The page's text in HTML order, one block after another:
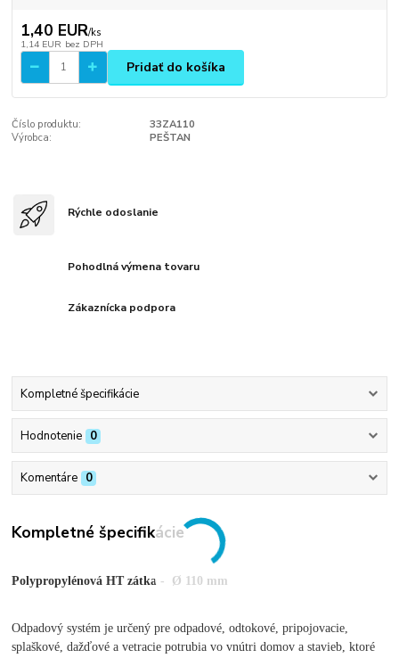
1,40 EUR/ks
1,14 EUR bez DPH
Pridať do košíka
Číslo produktu:
33ZA110
Výrobca:
PEŠTAN
Rýchle odoslanie
Pohodlná výmena tovaru
Zákaznícka podpora
Kompletné špecifikácie
Hodnotenie 0
Komentáre 0
Kompletné špecifikácie
Polypropylénová HT zátka - Ø 110 mm
Odpadový systém je určený pre odpadové, odtokové, pripojovacie,
splaškové, dažďové a vetracie potrubia vo vnútri domov a stavieb, ktoré